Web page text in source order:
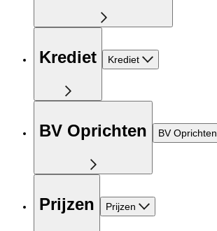
Krediet Krediet
BV Oprichten BV Oprichten
Prijzen Prijzen